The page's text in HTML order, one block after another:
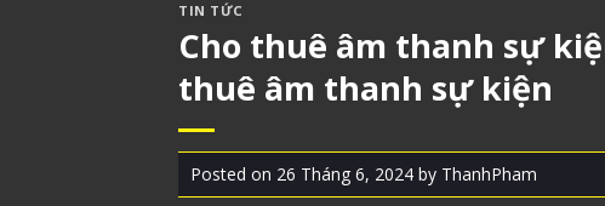
TIN TỨC
Cho thuê âm thanh sự
thuê âm thanh sự kiện
Posted on 26 Tháng 6, 2024 by ThanhPham